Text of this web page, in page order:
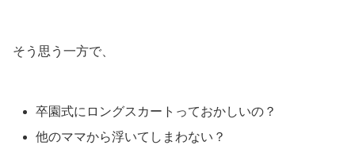
そう思う一方で、
卒園式にロングスカートっておかしいの？
他のママから浮いてしまわない？